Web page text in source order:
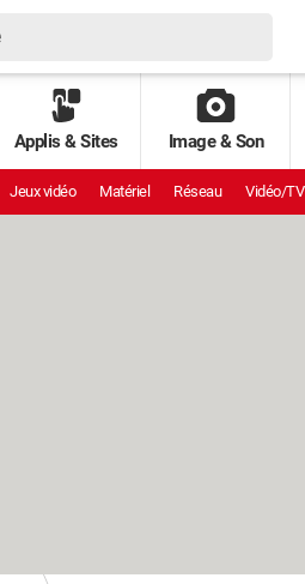
Applis & Sites Image & Son
Jeux vidéo Matériel Réseau Vidéo/TV